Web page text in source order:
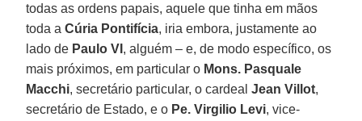
todas as ordens papais, aquele que tinha em mãos
toda aCúria Pontifícia, iria embora, justamente ao
lado de Paulo VI , alguém – e, de modo específico, os
mais próximos, em particular o Mons. Pasquale
Macchi, secretário particular, o cardealJean Villot,
secretário de Estado, e o Pe. Virgilio Levi, vice-